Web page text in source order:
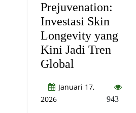
Prejuvenation:
Investasi Skin
Longevity yang
Kini Jadi Tren
Global
Januari 17,
2026
943